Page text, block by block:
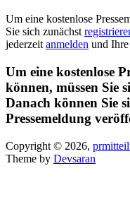
Um eine kostenlose
Sie sich zunächst
jederzeit anmelden und Ihre
Um eine kostenlose
können, müssen Sie
Danach können Sie
Pressemeldung
Copyright © 2026,
Theme by Devsaran